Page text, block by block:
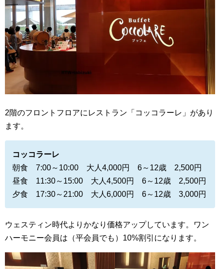
2階のフロントフロアにレストラン「コッコラーレ」があり
ます。
コッコラーレ
朝食 7:00～10:00 大人4,000円 6～12歳 2,500円
昼食 11:30～15:00 大人4,500円 6～12歳 2,500円
夕食 17:30～21:00 大人6,000円 6～12歳 3,000円
ウェスティン時代よりかなり価格アップしています。ワン
ハーモニー会員は（平会員でも）10%割引になります。